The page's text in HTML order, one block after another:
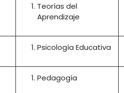
Teorías del
Aprendizaje
Psicología Educativa
Pedagogía